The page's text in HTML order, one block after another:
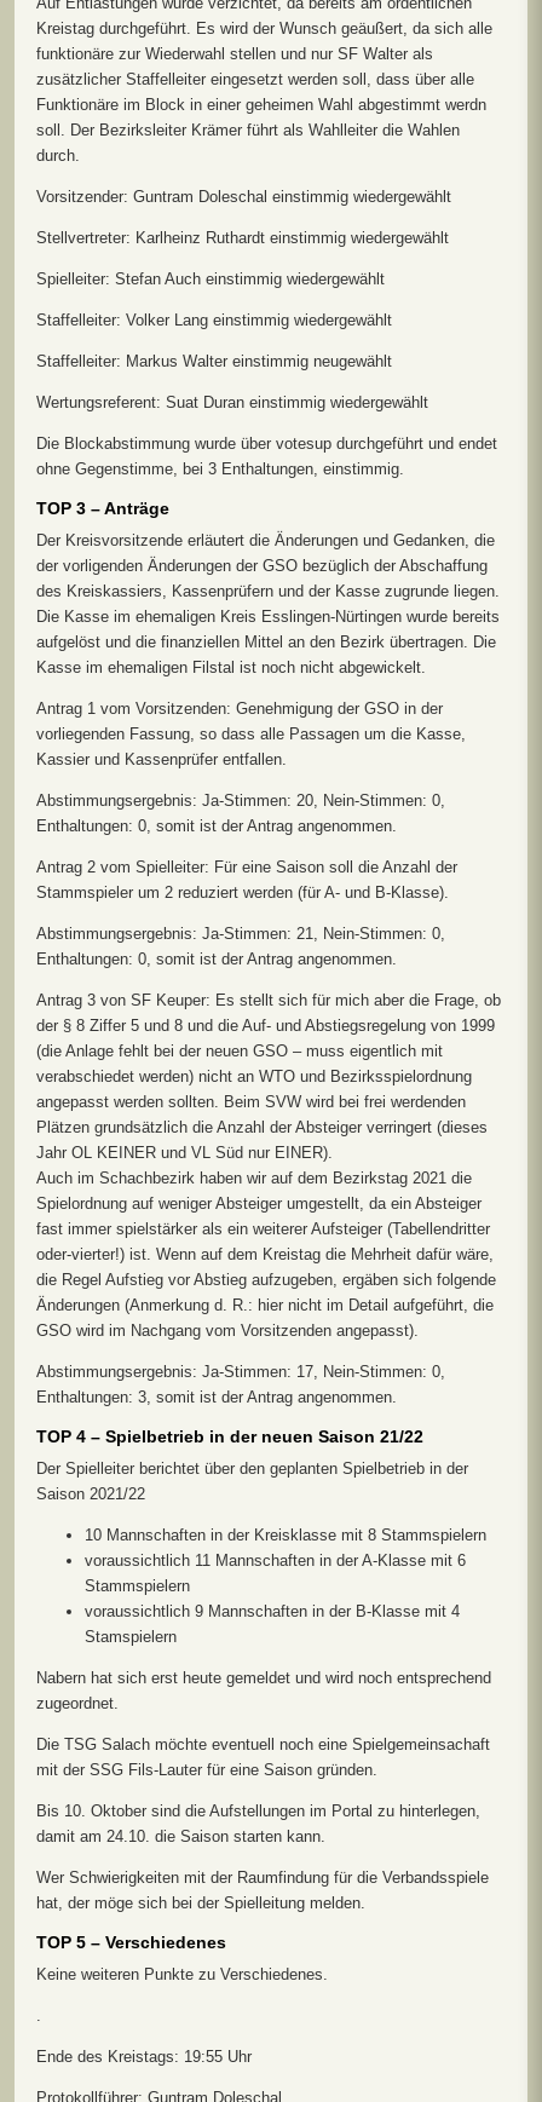
Kreistag durchgeführt. Es wird der Wunsch geäußert, da sich alle
funktionäre zur Wiederwahl stellen und nur SF Walter als
zusätzlicher Staffelleiter eingesetzt werden soll, dass über alle
Funktionäre im Block in einer geheimen Wahl abgestimmt werdn
soll. Der Bezirksleiter Krämer führt als Wahlleiter die Wahlen
durch.
Vorsitzender: Guntram Doleschal einstimmig wiedergewählt
Stellvertreter: Karlheinz Ruthardt einstimmig wiedergewählt
Spielleiter: Stefan Auch einstimmig wiedergewählt
Staffelleiter: Volker Lang einstimmig wiedergewählt
Staffelleiter: Markus Walter einstimmig neugewählt
Wertungsreferent: Suat Duran einstimmig wiedergewählt
Die Blockabstimmung wurde über votesup durchgeführt und endet
ohne Gegenstimme, bei 3 Enthaltungen, einstimmig.
TOP 3 – Anträge
Der Kreisvorsitzende erläutert die Änderungen und Gedanken, die
der vorligenden Änderungen der GSO bezüglich der Abschaffung
des Kreiskassiers, Kassenprüfern und der Kasse zugrunde liegen.
Die Kasse im ehemaligen Kreis Esslingen-Nürtingen wurde bereits
aufgelöst und die finanziellen Mittel an den Bezirk übertragen. Die
Kasse im ehemaligen Filstal ist noch nicht abgewickelt.
Antrag 1 vom Vorsitzenden: Genehmigung der GSO in der
vorliegenden Fassung, so dass alle Passagen um die Kasse,
Kassier und Kassenprüfer entfallen.
Abstimmungsergebnis: Ja-Stimmen: 20, Nein-Stimmen: 0,
Enthaltungen: 0, somit ist der Antrag angenommen.
Antrag 2 vom Spielleiter: Für eine Saison soll die Anzahl der
Stammspieler um 2 reduziert werden (für A- und B-Klasse).
Abstimmungsergebnis: Ja-Stimmen: 21, Nein-Stimmen: 0,
Enthaltungen: 0, somit ist der Antrag angenommen.
Antrag 3 von SF Keuper: Es stellt sich für mich aber die Frage, ob
der § 8 Ziffer 5 und 8 und die Auf- und Abstiegsregelung von 1999
(die Anlage fehlt bei der neuen GSO – muss eigentlich mit
verabschiedet werden) nicht an WTO und Bezirksspielordnung
angepasst werden sollten. Beim SVW wird bei frei werdenden
Plätzen grundsätzlich die Anzahl der Absteiger verringert (dieses
Jahr OL KEINER und VL Süd nur EINER).
Auch im Schachbezirk haben wir auf dem Bezirkstag 2021 die
Spielordnung auf weniger Absteiger umgestellt, da ein Absteiger
fast immer spielstärker als ein weiterer Aufsteiger (Tabellendritter
oder-vierter!) ist. Wenn auf dem Kreistag die Mehrheit dafür wäre,
die Regel Aufstieg vor Abstieg aufzugeben, ergäben sich folgende
Änderungen (Anmerkung d. R.: hier nicht im Detail aufgeführt, die
GSO wird im Nachgang vom Vorsitzenden angepasst).
Abstimmungsergebnis: Ja-Stimmen: 17, Nein-Stimmen: 0,
Enthaltungen: 3, somit ist der Antrag angenommen.
TOP 4 – Spielbetrieb in der neuen Saison 21/22
Der Spielleiter berichtet über den geplanten Spielbetrieb in der
Saison 2021/22
10 Mannschaften in der Kreisklasse mit 8 Stammspielern
voraussichtlich 11 Mannschaften in der A-Klasse mit 6
Stammspielern
voraussichtlich 9 Mannschaften in der B-Klasse mit 4
Stamspielern
Nabern hat sich erst heute gemeldet und wird noch entsprechend
zugeordnet.
Die TSG Salach möchte eventuell noch eine Spielgemeinsachaft
mit der SSG Fils-Lauter für eine Saison gründen.
Bis 10. Oktober sind die Aufstellungen im Portal zu hinterlegen,
damit am 24.10. die Saison starten kann.
Wer Schwierigkeiten mit der Raumfindung für die Verbandsspiele
hat, der möge sich bei der Spielleitung melden.
TOP 5 – Verschiedenes
Keine weiteren Punkte zu Verschiedenes.
.
Ende des Kreistags: 19:55 Uhr
Protokollführer: Guntram Doleschal